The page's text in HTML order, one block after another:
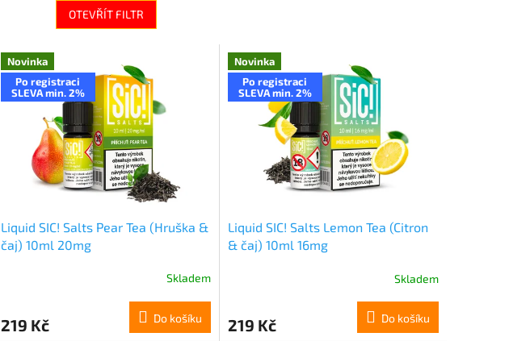
OTEVŘÍT FILTR
Novinka
Po registraci
SLEVA min. 2%
Liquid SIC! Salts Pear Tea (Hruška &
čaj) 10ml 20mg
Skladem
219 Kč Do košíku
Novinka
Po registraci
SLEVA min. 2%
Liquid SIC! Salts Lemon Tea (Citron
& čaj) 10ml 16mg
Skladem
219 Kč Do košíku